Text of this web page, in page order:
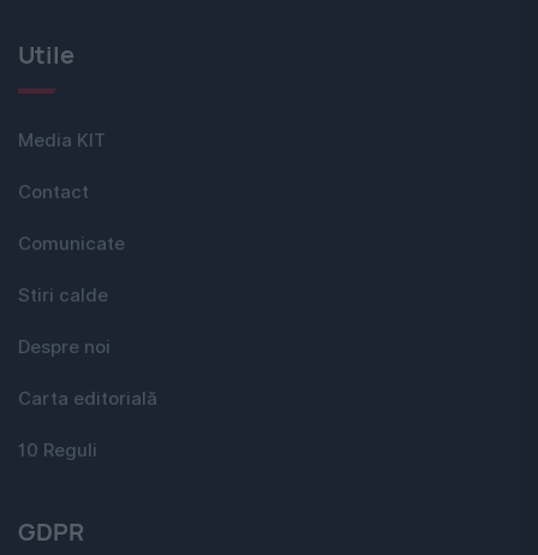
Utile
Media KIT
Contact
Comunicate
Stiri calde
Despre noi
Carta editorială
10 Reguli
GDPR